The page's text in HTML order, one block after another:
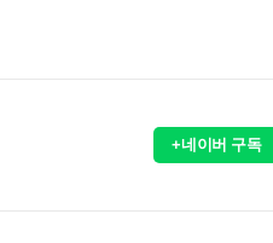
+네이버 구독